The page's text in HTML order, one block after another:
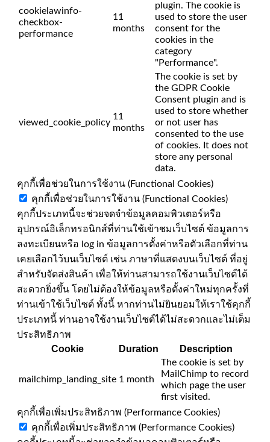
cookielawinfo-
checkbox-
performance
11
months
plugin. The cookie is
used to store the user
consent for the
cookies in the
category
"Performance".
viewed_cookie_policy
11
months
The cookie is set by
the GDPR Cookie
Consent plugin and is
used to store whether
or not user has
consented to the use
of cookies. It does not
store any personal
data.
คุกกี้เพื่อช่วยในการใช้งาน (Functional Cookies)
คุกกี้เพื่อช่วยในการใช้งาน (Functional Cookies)
คุกกี้ประเภทนี้จะช่วยจดจำข้อมูลคอมพิวเตอร์หรือ
อุปกรณ์อิเล็กทรอนิกส์ที่ท่านใช้เข้าชมเว็บไซต์ ข้อมูลการ
ลงทะเบียนหรือ log in ข้อมูลการตั้งค่าหรือตัวเลือกที่ท่าน
เคยเลือกไว้บนเว็บไซต์ เช่น ภาษาที่แสดงบนเว็บไซต์ ที่อยู่
สำหรับจัดส่งสินค้า เพื่อให้ท่านสามารถใช้งานเว็บไซต์ได้
สะดวกยิ่งขึ้น โดยไม่ต้องให้ข้อมูลหรือตั้งค่าใหม่ทุกครั้งที่
ท่านเข้าใช้เว็บไซต์ ทั้งนี้ หากท่านไม่ยินยอมให้เราใช้คุกกี้
ประเภทนี้ ท่านอาจใช้งานเว็บไซต์ได้ไม่สะดวกและไม่เต็ม
ประสิทธิภาพ
Cookie Duration Description
mailchimp_landing_site 1 month
The cookie is set by
MailChimp to record
which page the user
first visited.
คุกกี้เพื่อเพิ่มประสิทธิภาพ (Performance Cookies)
คุกกี้เพื่อเพิ่มประสิทธิภาพ (Performance Cookies)